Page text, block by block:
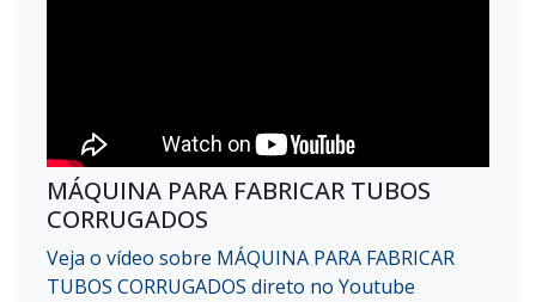
MÁQUINA PARA FABRICAR TUBOS
CORRUGADOS
Veja o vídeo sobre MÁQUINA PARA FABRICAR
TUBOS CORRUGADOS direto no Youtube